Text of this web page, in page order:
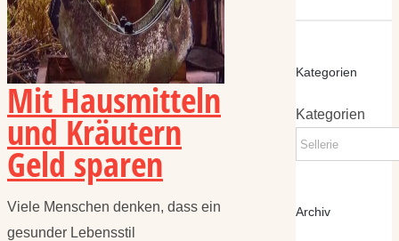
Mit Hausmitteln
und Kräutern
Geld sparen
Viele Menschen denken, dass ein
gesunder Lebensstil
Kategorien
Kategorien
Archiv